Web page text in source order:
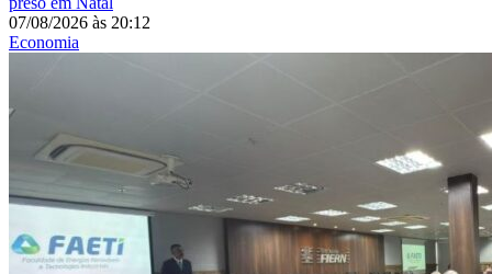
07/08/2026 às 20:12
Economia